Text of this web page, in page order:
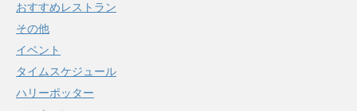
おすすめレストラン
その他
イベント
タイムスケジュール
ハリーポッター